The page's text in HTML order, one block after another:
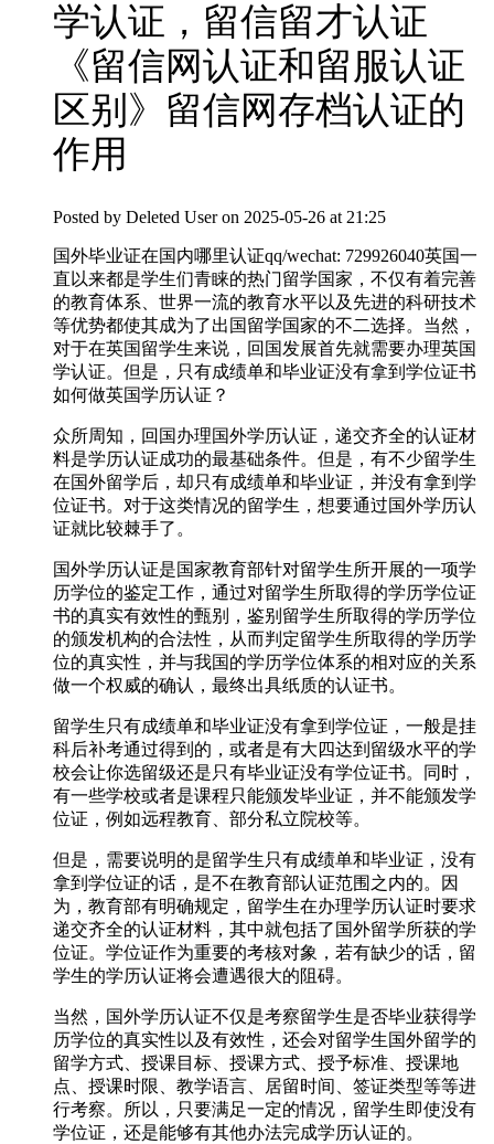
学认证，留信留才认证
《留信网认证和留服认证
区别》留信网存档认证的
作用
Posted by Deleted User on 2025-05-26 at 21:25
国外毕业证在国内哪里认证qq/wechat: 729926040英国一
直以来都是学生们青睐的热门留学国家，不仅有着完善
的教育体系、世界一流的教育水平以及先进的科研技术
等优势都使其成为了出国留学国家的不二选择。当然，
对于在英国留学生来说，回国发展首先就需要办理英国
学认证。但是，只有成绩单和毕业证没有拿到学位证书
如何做英国学历认证？
众所周知，回国办理国外学历认证，递交齐全的认证材
料是学历认证成功的最基础条件。但是，有不少留学生
在国外留学后，却只有成绩单和毕业证，并没有拿到学
位证书。对于这类情况的留学生，想要通过国外学历认
证就比较棘手了。
国外学历认证是国家教育部针对留学生所开展的一项学
历学位的鉴定工作，通过对留学生所取得的学历学位证
书的真实有效性的甄别，鉴别留学生所取得的学历学位
的颁发机构的合法性，从而判定留学生所取得的学历学
位的真实性，并与我国的学历学位体系的相对应的关系
做一个权威的确认，最终出具纸质的认证书。
留学生只有成绩单和毕业证没有拿到学位证，一般是挂
科后补考通过得到的，或者是有大四达到留级水平的学
校会让你选留级还是只有毕业证没有学位证书。同时，
有一些学校或者是课程只能颁发毕业证，并不能颁发学
位证，例如远程教育、部分私立院校等。
但是，需要说明的是留学生只有成绩单和毕业证，没有
拿到学位证的话，是不在教育部认证范围之内的。因
为，教育部有明确规定，留学生在办理学历认证时要求
递交齐全的认证材料，其中就包括了国外留学所获的学
位证。学位证作为重要的考核对象，若有缺少的话，留
学生的学历认证将会遭遇很大的阻碍。
当然，国外学历认证不仅是考察留学生是否毕业获得学
历学位的真实性以及有效性，还会对留学生国外留学的
留学方式、授课目标、授课方式、授予标准、授课地
点、授课时限、教学语言、居留时间、签证类型等等进
行考察。所以，只要满足一定的情况，留学生即使没有
学位证，还是能够有其他办法完成学历认证的。